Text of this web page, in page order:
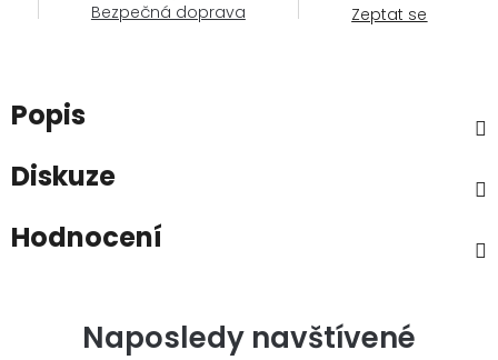
Bezpečná doprava Zeptat se
Popis
Diskuze
Hodnocení
Naposledy navštívené